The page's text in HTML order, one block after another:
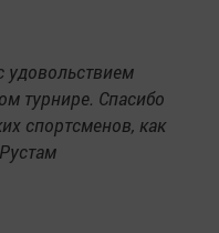
удовольствием
турнире. Спасибо
спортсменов, как